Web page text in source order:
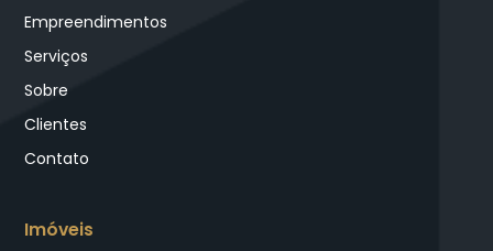
Empreendimentos
Serviços
Sobre
Clientes
Contato
Imóveis